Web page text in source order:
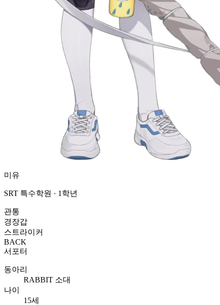
미유
SRT 특수학원 · 1학년
관통
경장갑
스트라이커
BACK
서포터
동아리
RABBIT 소대
나이
15세